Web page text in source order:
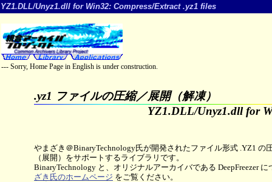
YZ1.DLL/Unyz1.dll for Win32: Compress/Extract .yz1 files
--- Sorry, Home Page in English is under construction.
.yz1 ファイルの圧縮／展開（解凍）
YZ1.DLL/Unyz1.dll for
やまざき＠BinaryTechnology氏が開発されたファイル形式 .YZ1 の
（展開）をサポートするライブラリです。
BinaryTechnology と、オリジナルアーカイバである DeepFreezer
ざき氏のホームページ をご覧ください。